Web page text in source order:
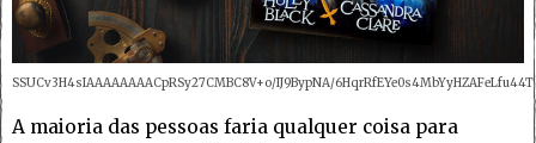
SSUCv3H4sIAAAAAAAACpRSy27CMBC8V+o/IJ9BypNA/
A maioria das pessoas faria qualquer coisa para